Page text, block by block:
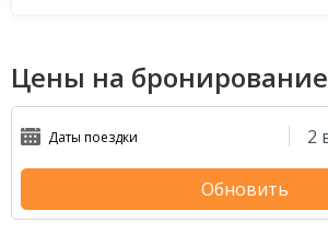
Цены на бронирование
Обновить